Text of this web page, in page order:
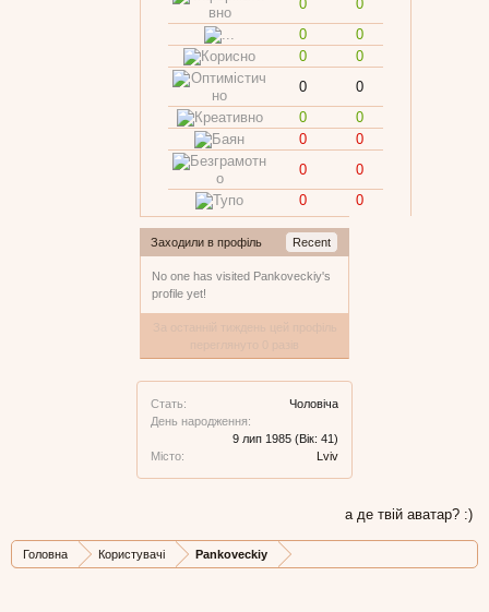
0
0
0
0
0
0
0
0
0
0
0
0
0
0
0
0
Заходили в профіль Recent
No one has visited Pankoveckiy's
profile yet!
Стать:
Чоловіча
День народження:
9 лип 1985 (Вік: 41)
Місто:
Lviv
а де твій аватар? :)
Головна Користувачі Pankoveckiy